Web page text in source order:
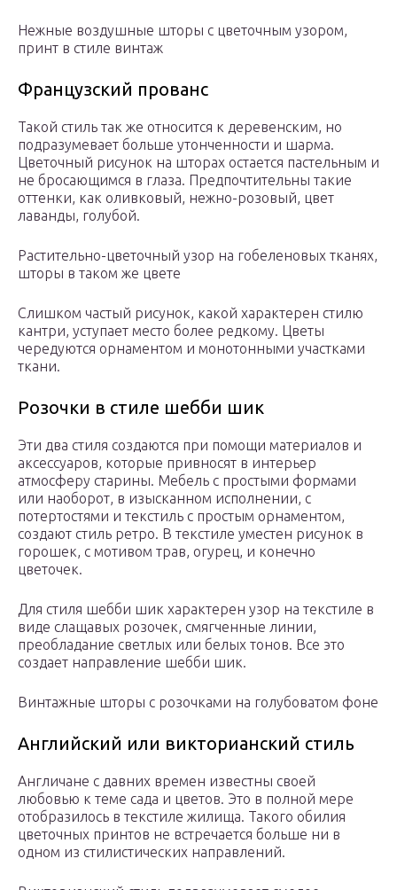
Нежные воздушные шторы с цветочным узором,
принт в стиле винтаж
Французский прованс
Такой стиль так же относится к деревенским, но
подразумевает больше утонченности и шарма.
Цветочный рисунок на шторах остается пастельным и
не бросающимся в глаза. Предпочтительны такие
оттенки, как оливковый, нежно-розовый, цвет
лаванды, голубой.
Растительно-цветочный узор на гобеленовых тканях,
шторы в таком же цвете
Слишком частый рисунок, какой характерен стилю
кантри, уступает место более редкому. Цветы
чередуются орнаментом и монотонными участками
ткани.
Розочки в стиле шебби шик
Эти два стиля создаются при помощи материалов и
аксессуаров, которые привносят в интерьер
атмосферу старины. Мебель с простыми формами
или наоборот, в изысканном исполнении, с
потертостями и текстиль с простым орнаментом,
создают стиль ретро. В текстиле уместен рисунок в
горошек, с мотивом трав, огурец, и конечно
цветочек.
Для стиля шебби шик характерен узор на текстиле в
виде слащавых розочек, смягченные линии,
преобладание светлых или белых тонов. Все это
создает направление шебби шик.
Винтажные шторы с розочками на голубоватом фоне
Английский или викторианский стиль
Англичане с давних времен известны своей
любовью к теме сада и цветов. Это в полной мере
отобразилось в текстиле жилища. Такого обилия
цветочных принтов не встречается больше ни в
одном из стилистических направлений.